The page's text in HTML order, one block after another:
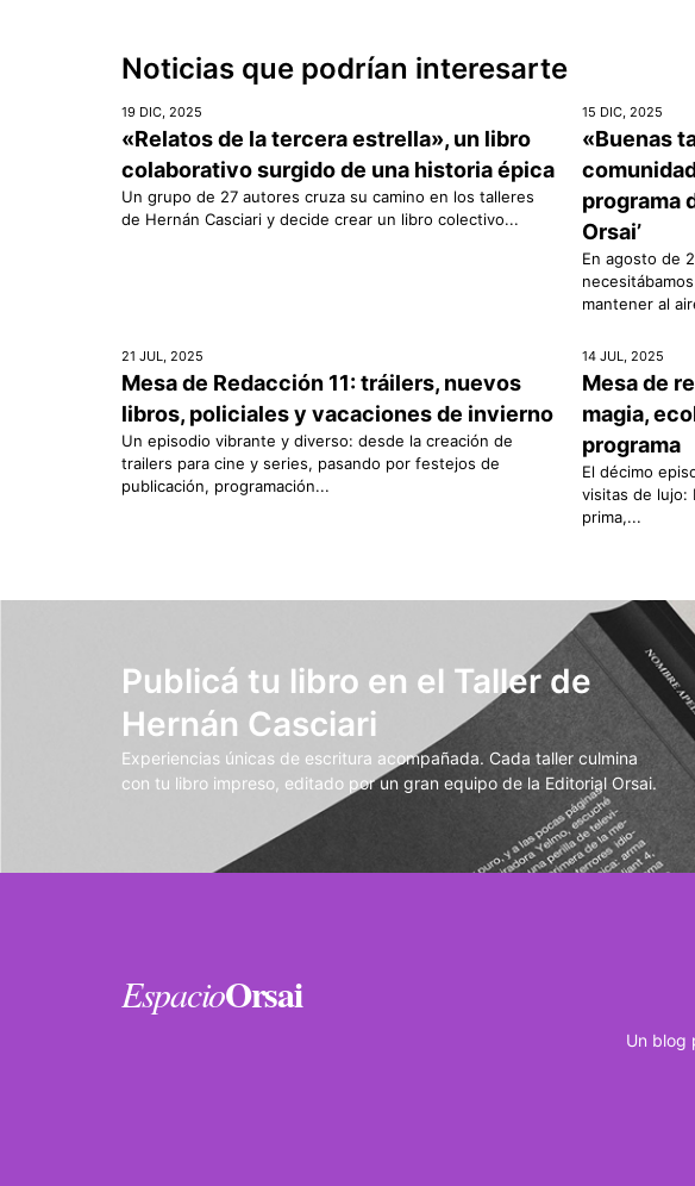
Noticias que podrían interesarte
19 DIC, 2025
«Relatos de la tercera estrella», un libro
colaborativo surgido de una historia épica
Un grupo de 27 autores cruza su camino en los talleres
de Hernán Casciari y decide crear un libro colectivo...
15 DIC, 2025
«Buenas
programa
Orsai’
En agosto de
mantener al
21 JUL, 2025
Mesa de Redacción 11: tráilers, nuevos
libros, policiales y vacaciones de invierno
Un episodio vibrante y diverso: desde la creación de
trailers para cine y series, pasando por festejos de
publicación, programación...
14 JUL, 2025
Mesa de
magia,
programa
El décimo
visitas de lujo:
prima,...
Publicá tu libro en el Taller de
Hernán Casciari
Experiencias únicas de escritura acompañada. Cada taller culmina
con tu libro impreso, editado por un gran equipo de la Editorial Orsai.
EspacioOrsai
Un blog